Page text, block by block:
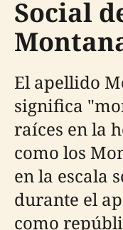
Social
El apellido
significa
raíces en la
como los
en la escala
durante el
como